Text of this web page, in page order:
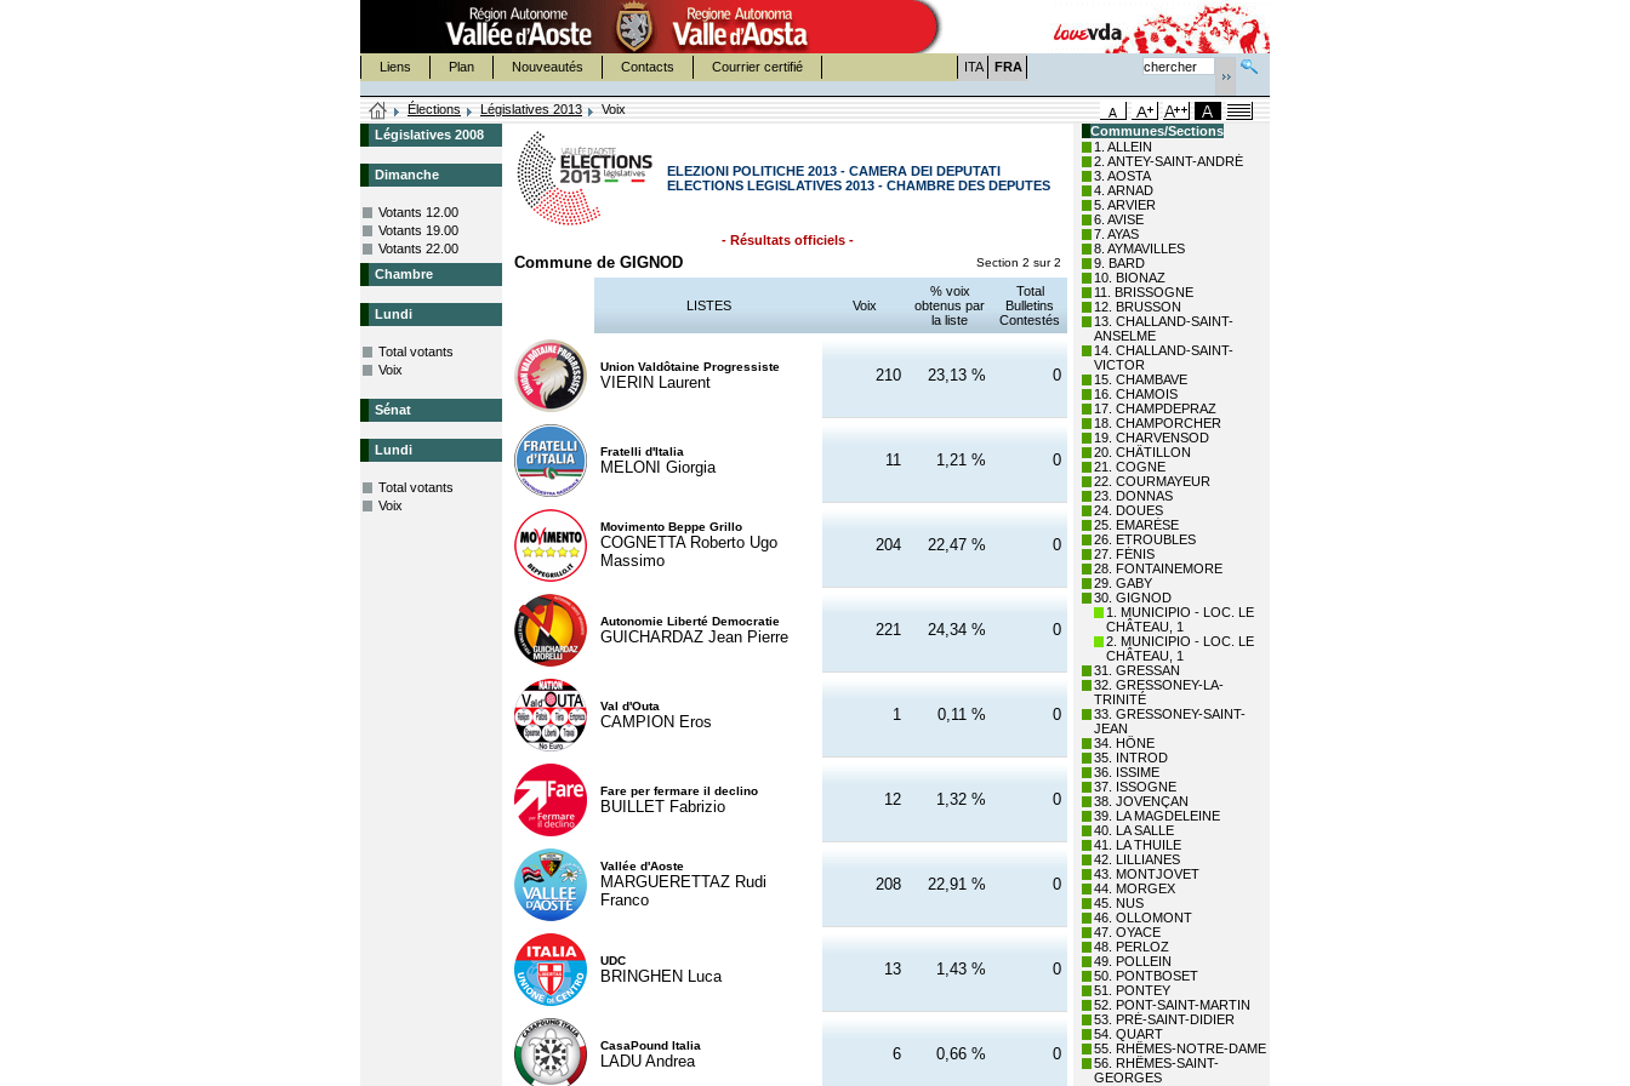
Liens Plan Nouveautés Contacts Courrier certifié ITA FRA
Élections Législatives 2013
Voix
Législatives 2008
Dimanche
Votants 12.00
Votants 19.00
Votants 22.00
Chambre
Lundi
Total votants
Voix
Sénat
Lundi
Total votants
Voix
ELEZIONI POLITICHE 2013 - CAMERA DEI DEPUTATI
ELECTIONS LEGISLATIVES 2013 - CHAMBRE DES DEPUTES
- Résultats officiels -
Commune de GIGNOD Section 2 sur 2
LISTES Voix
% voix
obtenus par
la liste
Total
Bulletins
Contestés
Union Valdôtaine Progressiste
VIERIN Laurent 210 23,13 % 0
Fratelli d'Italia
MELONI Giorgia 11 1,21 % 0
Movimento Beppe Grillo
COGNETTA Roberto Ugo
Massimo
204 22,47 % 0
Autonomie Liberté Democratie
GUICHARDAZ Jean Pierre 221 24,34 % 0
Val d'Outa
CAMPION Eros 1 0,11 % 0
Fare per fermare il declino
BUILLET Fabrizio 12 1,32 % 0
Vallée d'Aoste
MARGUERETTAZ Rudi
Franco
208 22,91 % 0
UDC
BRINGHEN Luca 13 1,43 % 0
CasaPound Italia
LADU Andrea 6 0,66 % 0
Communes/Sections
1. ALLEIN
2. ANTEY-SAINT-ANDRÉ
3. AOSTA
4. ARNAD
5. ARVIER
6. AVISE
7. AYAS
8. AYMAVILLES
9. BARD
10. BIONAZ
11. BRISSOGNE
12. BRUSSON
13. CHALLAND-SAINT-
ANSELME
14. CHALLAND-SAINT-
VICTOR
15. CHAMBAVE
16. CHAMOIS
17. CHAMPDEPRAZ
18. CHAMPORCHER
19. CHARVENSOD
20. CHÂTILLON
21. COGNE
22. COURMAYEUR
23. DONNAS
24. DOUES
25. EMARÈSE
26. ETROUBLES
27. FÉNIS
28. FONTAINEMORE
29. GABY
30. GIGNOD
1. MUNICIPIO - LOC. LE
CHÂTEAU, 1
2. MUNICIPIO - LOC. LE
CHÂTEAU, 1
31. GRESSAN
32. GRESSONEY-LA-
TRINITÉ
33. GRESSONEY-SAINT-
JEAN
34. HÔNE
35. INTROD
36. ISSIME
37. ISSOGNE
38. JOVENÇAN
39. LA MAGDELEINE
40. LA SALLE
41. LA THUILE
42. LILLIANES
43. MONTJOVET
44. MORGEX
45. NUS
46. OLLOMONT
47. OYACE
48. PERLOZ
49. POLLEIN
50. PONTBOSET
51. PONTEY
52. PONT-SAINT-MARTIN
53. PRÉ-SAINT-DIDIER
54. QUART
55. RHÊMES-NOTRE-DAME
56. RHÊMES-SAINT-
GEORGES